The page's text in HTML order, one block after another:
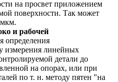
на просвет приложением
поверхности. Так может
и рабочей
определения
измерения линейных
детали до
на опорах, или при
по т. н. методу пятен "на